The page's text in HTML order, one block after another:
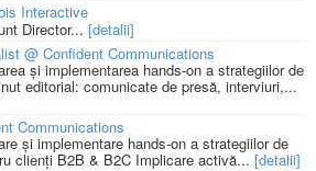
Interactive
Director... [detalii]
@ Confident Communications
și implementarea hands-on a strategiilor de
editorial: comunicate de presă, interviuri,...
Communications
și implementare hands-on a strategiilor de
clienți B2B & B2C Implicare activă... [detalii]